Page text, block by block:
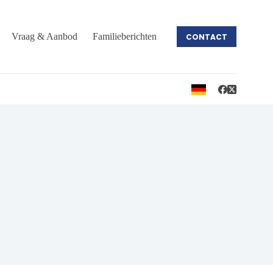
Vraag & Aanbod Familieberichten CONTACT